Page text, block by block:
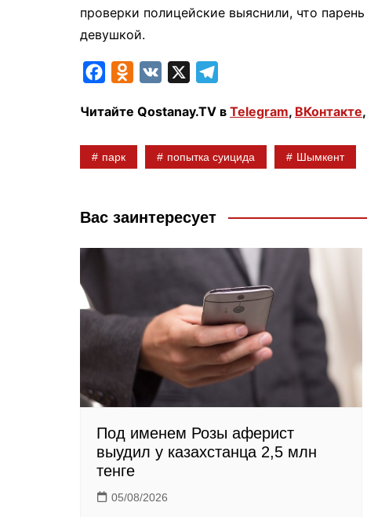
проверки полицейские выяснили, что
девушкой.
c
b
k
n
s
s
k
i
l
g
Читайте Qostanay.TV в Telegram, ВКонтакте,
парк попытка суицида Шымкент
Вас заинтересует
Под именем Розы аферист
выудил у казахстанца 2,5 млн
тенге
05/08/2026